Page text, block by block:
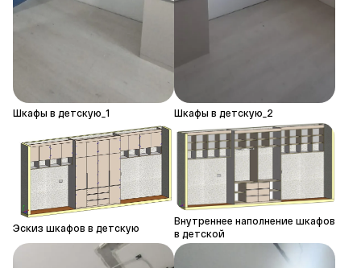
Шкафы в детскую_1 Шкафы в детскую_2
Эскиз шкафов в детскую
Внутреннее наполнение шкафов
в детской